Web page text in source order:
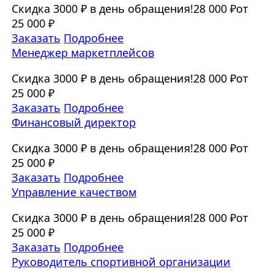
Скидка 3000 ₽ в день обращения!28 000 ₽от
25 000 ₽
Заказать Подробнее
Менеджер маркетплейсов
Скидка 3000 ₽ в день обращения!28 000 ₽от
25 000 ₽
Заказать Подробнее
Финансовый директор
Скидка 3000 ₽ в день обращения!28 000 ₽от
25 000 ₽
Заказать Подробнее
Управление качеством
Скидка 3000 ₽ в день обращения!28 000 ₽от
25 000 ₽
Заказать Подробнее
Руководитель спортивной организации